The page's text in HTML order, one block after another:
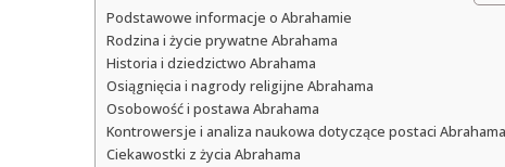
Podstawowe informacje o Abrahamie
Rodzina i życie prywatne Abrahama
Historia i dziedzictwo Abrahama
Osiągnięcia i nagrody religijne Abrahama
Osobowość i postawa Abrahama
Kontrowersje i analiza naukowa dotyczące postaci Abrahama
Ciekawostki z życia Abrahama